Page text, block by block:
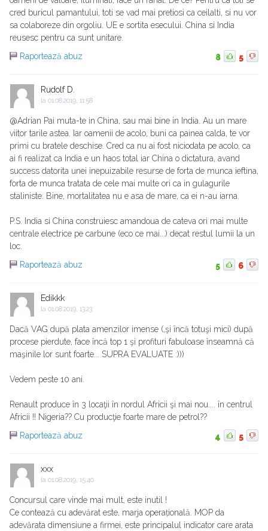
cred buricul pamantului, toti se vad mai pretiosi ca ceilalti, si nu vor
sa colaboreze din orgoliu. UE e sortita esecului. China si India
reusesc pentru ca sunt unitare.
Raportează abuz
8 5
Rudolf D.
la 01.08.2019, 11:58
@Adrian Pai muta-te in China, sau mai bine in India. Au un mare
viitor tarile astea. Iar oamenii de acolo, buni ca painea calda, te vor
primi cu bratele deschise. Cred ca nu ai fost niciodata pe acolo, ca
ai fi realizat ca India e un haos total iar China o dictatura, avand
success datorita unei inepuizabile resurse de forta de munca ieftina,
forta de munca tratata de cele mai multe ori ca in gulagurile
staliniste. Bine, mortalitatea nu e asa de mare, ca ei n-au iarna.
P.S. India si China construiesc amandoua de cateva ori mai multe
centrale electrice pe carbune (eco ce mai...) decat restul lumii la un
loc.
Raportează abuz
5 6
Edikkk
la 01.08.2019, 13:23
Dacă VAG după plata amenzilor imense (,şi încă totuşi mici) după
procese pierdute, face încă top 1 şi profituri fabuloase înseamnă că
maşinile lor sunt foarte... SUPRA EVALUATE :)))
Vedem peste 10 ani.
Renault produce în 3 locaţii în nordul Africii şi mai nou.... în centrul
Africii !! Nigeria?? Cu producţie foarte mare de petrol??
Raportează abuz
4 5
xxx
la 01.08.2019, 15:40
Concursul care vinde mai mult, este inutil !
Ce contează cu adevărat este, marja operațională. MOP da
adevărata dimensiune a firmei, este principalul indicator care arata